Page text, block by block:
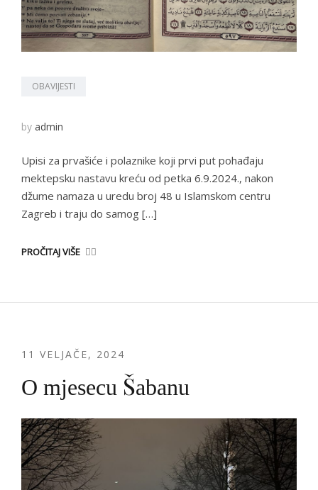
OBAVIJESTI
by admin
Upisi za prvašiće i polaznike koji prvi put pohađaju
mektepsku nastavu kreću od petka 6.9.2024., nakon
džume namaza u uredu broj 48 u Islamskom centru
Zagreb i traju do samog […]
PROČITAJ VIŠE
11 VELJAČE, 2024
O mjesecu Šabanu